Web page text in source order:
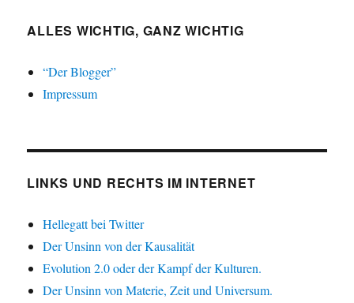
ALLES WICHTIG, GANZ WICHTIG
“Der Blogger”
Impressum
LINKS UND RECHTS IM INTERNET
Hellegatt bei Twitter
Der Unsinn von der Kausalität
Evolution 2.0 oder der Kampf der Kulturen.
Der Unsinn von Materie, Zeit und Universum.